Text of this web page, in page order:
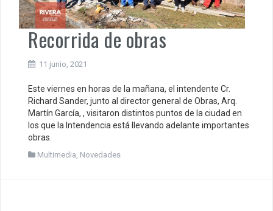
Recorrida de obras
11 junio, 2021
Este viernes en horas de la mañana, el intendente Cr.
Richard Sander, junto al director general de Obras, Arq.
Martín García, , visitaron distintos puntos de la ciudad en
los que la Intendencia está llevando adelante importantes
obras.
Multimedia, Novedades